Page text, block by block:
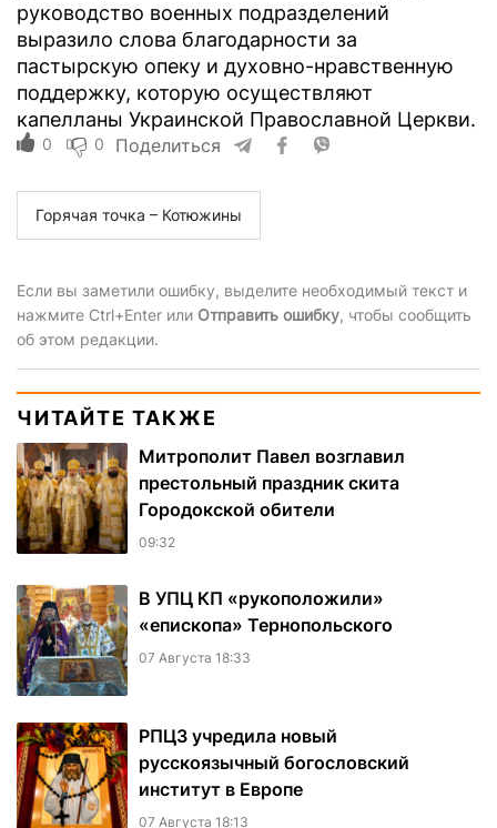
руководство военных подразделений
выразило слова благодарности за
пастырскую опеку и духовно-нравственную
поддержку, которую осуществляют
капелланы Украинской Православной Церкви.
0 0 Поделиться
Горячая точка – Котюжины
Если вы заметили ошибку, выделите необходимый текст и
нажмите Ctrl+Enter или Отправить ошибку, чтобы сообщить
об этом редакции.
ЧИТАЙТЕ ТАКЖЕ
Митрополит Павел возглавил
престольный праздник скита
Городокской обители
09:32
В УПЦ КП «рукоположили»
«епископа» Тернопольского
07 Августа 18:33
РПЦЗ учредила новый
русскоязычный богословский
институт в Европе
07 Августа 18:13